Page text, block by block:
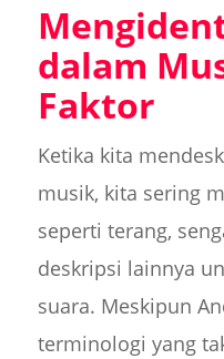
dalam
Faktor
Ketika kita
musik, kita sering
seperti terang,
deskripsi lainnya
suara. Meskipun
terminologi yang